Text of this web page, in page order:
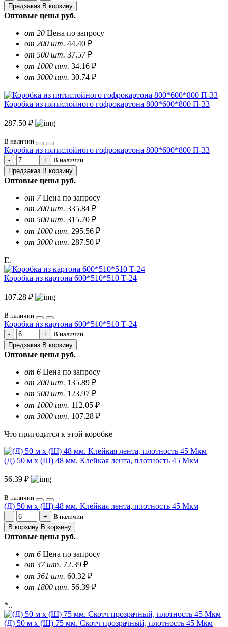
Предзаказ В корзину
Оптовые цены руб.
от 20 Цена по запросу
от 200 шт. 44.40 ₽
от 500 шт. 37.57 ₽
от 1000 шт. 34.16 ₽
от 3000 шт. 30.74 ₽
Коробка из пятислойного гофрокартона 800*600*800 П-33
287.50 ₽
В наличии
Коробка из пятислойного гофрокартона 800*600*800 П-33
В наличии
Предзаказ В корзину
Оптовые цены руб.
от 7 Цена по запросу
от 200 шт. 335.84 ₽
от 500 шт. 315.70 ₽
от 1000 шт. 295.56 ₽
от 3000 шт. 287.50 ₽
Г..
Коробка из картона 600*510*510 Т-24
107.28 ₽
В наличии
Коробка из картона 600*510*510 Т-24
В наличии
Предзаказ В корзину
Оптовые цены руб.
от 6 Цена по запросу
от 200 шт. 135.89 ₽
от 500 шт. 123.97 ₽
от 1000 шт. 112.05 ₽
от 3000 шт. 107.28 ₽
Что пригодится к этой коробке
(Д) 50 м х (Ш) 48 мм. Клейкая лента, плотность 45 Мкм
56.39 ₽
В наличии
(Д) 50 м х (Ш) 48 мм. Клейкая лента, плотность 45 Мкм
В наличии
В корзину В корзину
Оптовые цены руб.
от 6 Цена по запросу
от 37 шт. 72.39 ₽
от 361 шт. 60.32 ₽
от 1800 шт. 56.39 ₽
*..
(Д) 50 м х (Ш) 75 мм. Скотч прозрачный, плотность 45 Мкм